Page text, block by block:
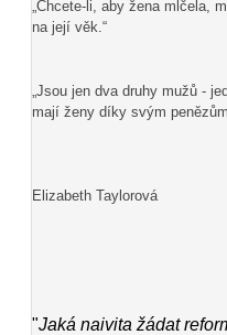
„Chcete-li, aby žena mlčela,
na její věk.“
„Jsou jen dva druhy mužů -
mají ženy díky svým
Elizabeth Taylorová
"Jaká naivita žádat